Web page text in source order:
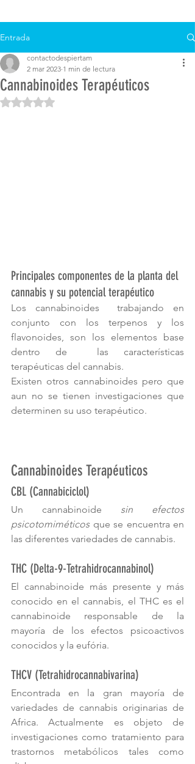
Entrada
Cannabinoides Terapéuticos
contactodespiertam
2 mar 2023 1 min de lectura
Obtuvo NaN de 5 estrellas.
Principales componentes de la planta del
cannabis y su potencial terapéutico
Los cannabinoides  trabajando en
conjunto con los terpenos y los
flavonoides, son los elementos base
dentro de  las características
terapéuticas del cannabis.
Existen otros cannabinoides pero que
aun no se tienen investigaciones que
determinen su uso terapéutico.
Cannabinoides Terapéuticos
CBL (Cannabiciclol)
Un cannabinoide sin efectos
psicotomiméticos que se encuentra en
las diferentes variedades de cannabis.
THC (Delta-9-Tetrahidrocannabinol)
El cannabinoide más presente y más
conocido en el cannabis, el THC es el
cannabinoide responsable de la
mayoría de los efectos psicoactivos
conocidos y la eufória.
THCV (Tetrahidrocannabivarina)
Encontrada en la gran mayoría de
variedades de cannabis originarias de
Africa. Actualmente es objeto de
investigaciones como tratamiento para
trastornos metabólicos tales como